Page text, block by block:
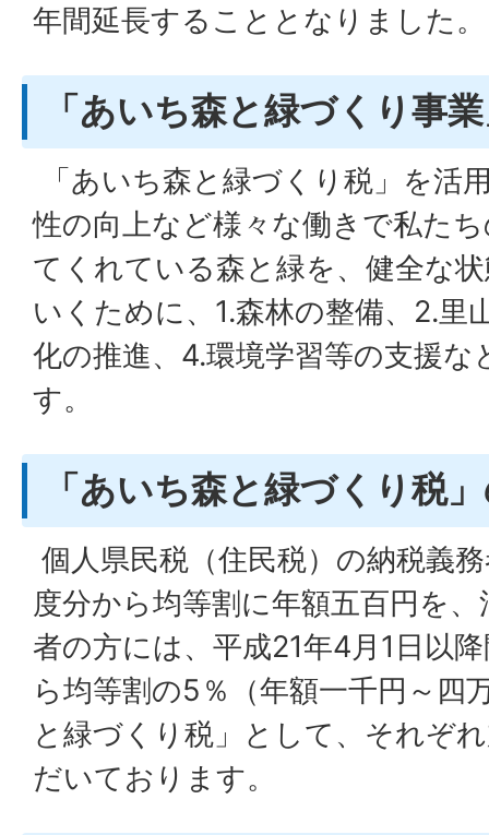
年間延長することとなりました。
「あいち森と緑づくり事
「あいち森と緑づくり税」を活
性の向上など様々な働きで私た
てくれている森と緑を、健全な
いくために、1.森林の整備、2.里
化の推進、4.環境学習等の支援
す。
「あいち森と緑づくり税
個人県民税（住民税）の納税義
度分から均等割に年額五百円を
者の方には、平成21年4月1日以
ら均等割の5％（年額一千円～四
と緑づくり税」として、それぞ
だいております。